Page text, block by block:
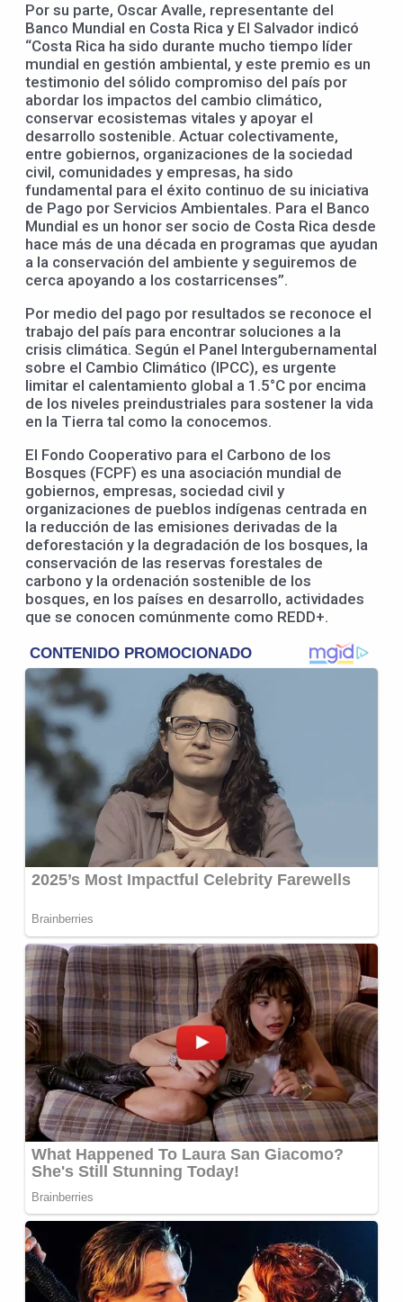
Por su parte, Oscar Avalle, representante del
Banco Mundial en Costa Rica y El Salvador indicó
“Costa Rica ha sido durante mucho tiempo líder
mundial en gestión ambiental, y este premio es un
testimonio del sólido compromiso del país por
abordar los impactos del cambio climático,
conservar ecosistemas vitales y apoyar el
desarrollo sostenible. Actuar colectivamente,
entre gobiernos, organizaciones de la sociedad
civil, comunidades y empresas, ha sido
fundamental para el éxito continuo de su iniciativa
de Pago por Servicios Ambientales. Para el Banco
Mundial es un honor ser socio de Costa Rica desde
hace más de una década en programas que ayudan
a la conservación del ambiente y seguiremos de
cerca apoyando a los costarricenses”.
Por medio del pago por resultados se reconoce el
trabajo del país para encontrar soluciones a la
crisis climática. Según el Panel Intergubernamental
sobre el Cambio Climático (IPCC), es urgente
limitar el calentamiento global a 1.5°C por encima
de los niveles preindustriales para sostener la vida
en la Tierra tal como la conocemos.
El Fondo Cooperativo para el Carbono de los
Bosques (FCPF) es una asociación mundial de
gobiernos, empresas, sociedad civil y
organizaciones de pueblos indígenas centrada en
la reducción de las emisiones derivadas de la
deforestación y la degradación de los bosques, la
conservación de las reservas forestales de
carbono y la ordenación sostenible de los
bosques, en los países en desarrollo, actividades
que se conocen comúnmente como REDD+.